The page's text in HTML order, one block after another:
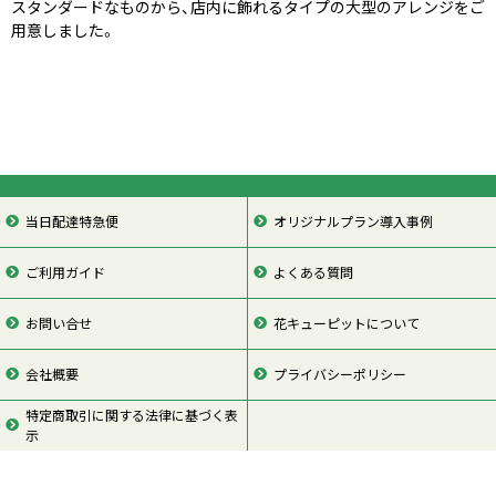
スタンダードなものから、店内に飾れるタイプの大型のアレンジをご
用意しました。
当日配達特急便 オリジナルプラン導入事例
ご利用ガイド よくある質問
お問い合せ 花キューピットについて
会社概要 プライバシーポリシー
特定商取引に関する法律に基づく表
示